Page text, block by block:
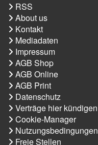
RSS
About us
Kontakt
Mediadaten
Impressum
AGB Shop
AGB Online
AGB Print
Datenschutz
Verträge hier kündigen
Cookie-Manager
Nutzungsbedingungen
Freie Stellen